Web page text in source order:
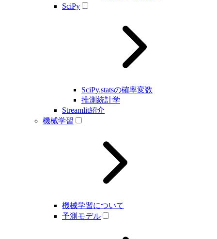
SciPy
SciPy.statsの確率変数
推測統計学
Streamlit紹介
機械学習
機械学習について
予測モデル